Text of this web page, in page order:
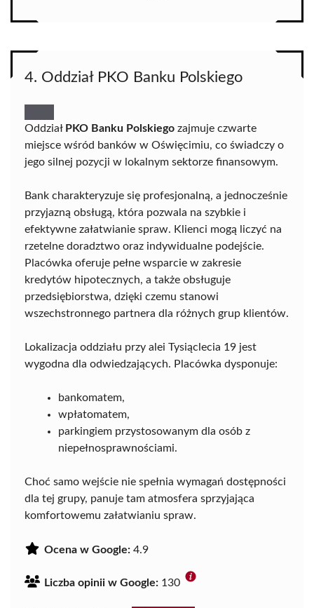
4. Oddział PKO Banku Polskiego
Oddział PKO Banku Polskiego zajmuje czwarte
miejsce wśród banków w Oświęcimiu, co świadczy o
jego silnej pozycji w lokalnym sektorze finansowym.
Bank charakteryzuje się profesjonalną, a jednocześnie
przyjazną obsługą, która pozwala na szybkie i
efektywne załatwianie spraw. Klienci mogą liczyć na
rzetelne doradztwo oraz indywidualne podejście.
Placówka oferuje pełne wsparcie w zakresie
kredytów hipotecznych, a także obsługuje
przedsiębiorstwa, dzięki czemu stanowi
wszechstronnego partnera dla różnych grup klientów.
Lokalizacja oddziału przy alei Tysiąclecia 19 jest
wygodna dla odwiedzających. Placówka dysponuje:
bankomatem,
wpłatomatem,
parkingiem przystosowanym dla osób z
niepełnosprawnościami.
Choć samo wejście nie spełnia wymagań dostępności
dla tej grupy, panuje tam atmosfera sprzyjająca
komfortowemu załatwianiu spraw.
Ocena w Google: 4.9
Liczba opinii w Google: 130